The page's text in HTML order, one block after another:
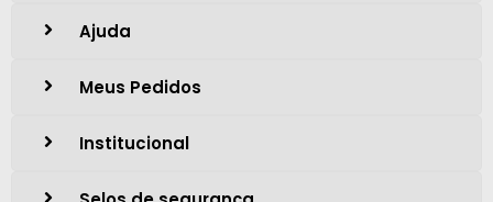
Ajuda
Meus Pedidos
Institucional